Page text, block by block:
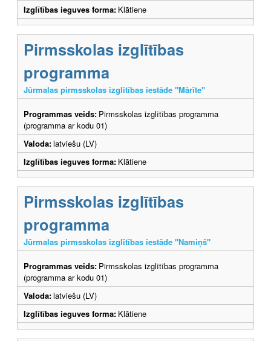
Izglītības ieguves forma: Klātiene
Pirmsskolas izglītības
programma
Jūrmalas pirmsskolas izglītības iestāde "Mārīte"
Programmas veids: Pirmsskolas izglītības programma
(programma ar kodu 01)
Valoda:latviešu (LV)
Izglītības ieguves forma: Klātiene
Pirmsskolas izglītības
programma
Jūrmalas pirmsskolas izglītības iestāde "Namiņš"
Programmas veids: Pirmsskolas izglītības programma
(programma ar kodu 01)
Valoda:latviešu (LV)
Izglītības ieguves forma: Klātiene